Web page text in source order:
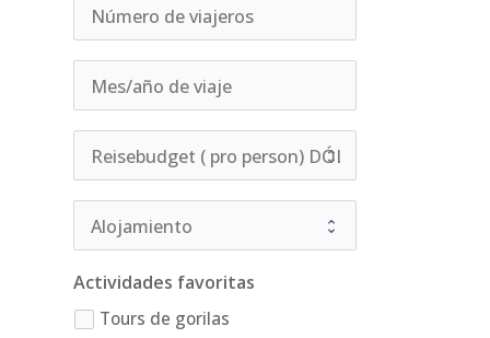
Actividades favoritas
Tours de gorilas